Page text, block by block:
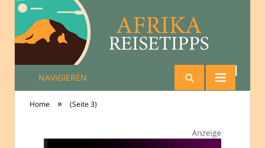
Reisetipps Afrika
NAVIGIEREN
Home » (Seite 3)